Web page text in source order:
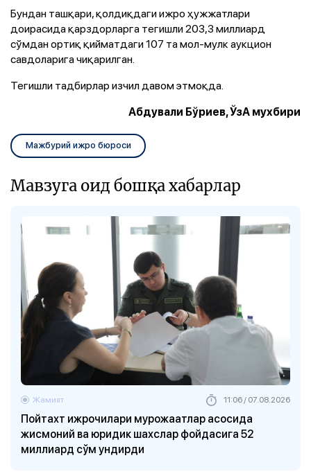
Бундан ташқари, қолдиқдаги ижро ҳужжатлари
доирасида қарздорларга тегишли 203,3 миллиард
сўмдан ортиқ қийматдаги 107 та мол-мулк аукцион
савдоларига чиқарилган.
Тегишли тадбирлар изчил давом этмоқда.
Абдували Бўриев, ЎзА мухбири
Мажбурий ижро бюроси
Мавзуга оид бошқа хабарлар
Пойтахт ижрочилари мурожаатлар асосида
жисмоний ва юридик шахслар фойдасига 52
миллиард сўм ундирди
Жамият 11:06 / 07.08.2026